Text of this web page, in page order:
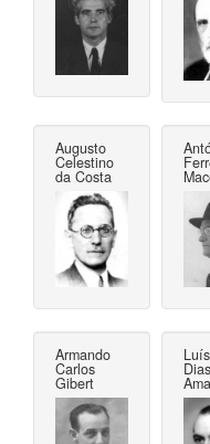
Augusto
Celestino
da Costa
Armando
Carlos
Gibert
Dias